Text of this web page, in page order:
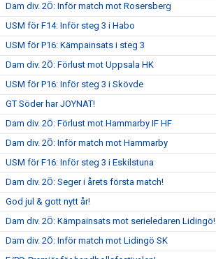
Dam div. 2Ö: Inför match mot Rosersberg
USM för F14: Inför steg 3 i Habo
USM för P16: Kämpainsats i steg 3
Dam div. 2Ö: Förlust mot Uppsala HK
USM för P16: Inför steg 3 i Skövde
GT Söder har JOYNAT!
Dam div. 2Ö: Förlust mot Hammarby IF HF
Dam div. 2Ö: Inför match mot Hammarby
USM för F16: Inför steg 3 i Eskilstuna
Dam div. 2Ö: Seger i årets första match!
God jul & gott nytt år!
Dam div. 2Ö: Kämpainsats mot serieledaren Lidingö!
Dam div. 2Ö: Inför match mot Lidingö SK